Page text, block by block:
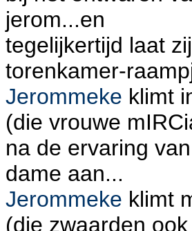
jerom...en
tegelijkertijd laat
torenkamer-
Jerommeke klimt
(die vrouwe
na de ervaring
dame aan...
Jerommeke klimt
(die zwaarden